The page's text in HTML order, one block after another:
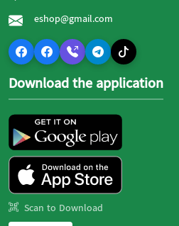
eshop@gmail.com
Download the application
Scan to Download